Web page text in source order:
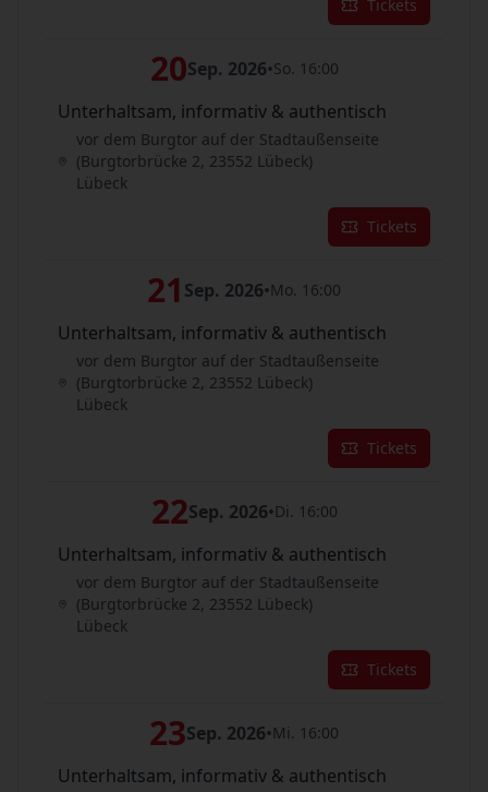
Tickets
20Sep. 2026•So. 16:00
Unterhaltsam, informativ & authentisch
vor dem Burgtor auf der Stadtaußenseite
(Burgtorbrücke 2, 23552 Lübeck)
Lübeck
Tickets
21 Sep. 2026•Mo. 16:00
Unterhaltsam, informativ & authentisch
vor dem Burgtor auf der Stadtaußenseite
(Burgtorbrücke 2, 23552 Lübeck)
Lübeck
Tickets
22Sep. 2026•Di. 16:00
Unterhaltsam, informativ & authentisch
vor dem Burgtor auf der Stadtaußenseite
(Burgtorbrücke 2, 23552 Lübeck)
Lübeck
Tickets
23Sep. 2026•Mi. 16:00
Unterhaltsam, informativ & authentisch